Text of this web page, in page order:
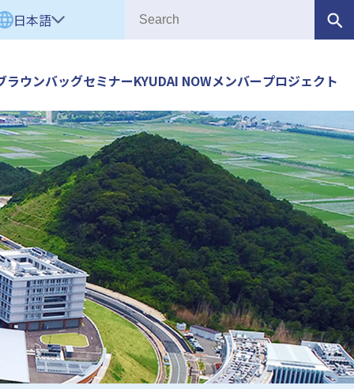
日本語
ラウンバッグセミナーKYUDAI NOWメンバープロジェクト